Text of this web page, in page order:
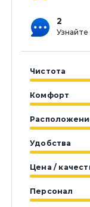
2
Чистота
Комфорт
Удобства
Цена /
Персонал